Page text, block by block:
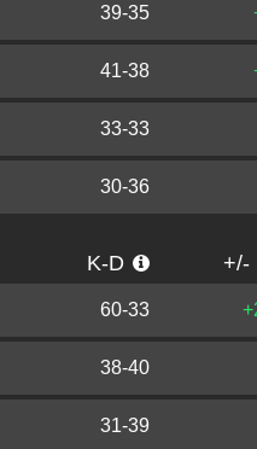
39-35
41-38
33-33
30-36
K-D +/-
60-33
38-40
31-39